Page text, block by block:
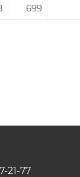
699
21-77